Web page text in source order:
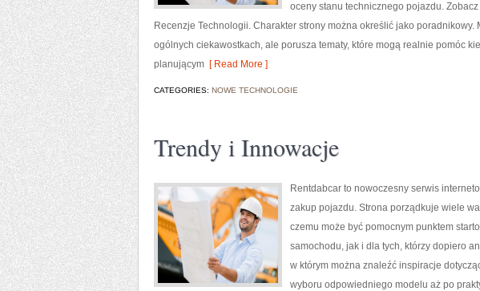
oceny stanu technicznego pojazdu.
Recenzje Technologii. Charakter strony można określić jako
ogólnych ciekawostkach, ale porusza tematy, które mogą realnie pomóc
planującym [ Read More ]
CATEGORIES: NOWE TECHNOLOGIE
Trendy i Innowacje
Rentdabcar to nowoczesny serwis
zakup pojazdu. Strona porządkuje wiele
czemu może być pomocnym punktem
samochodu, jak i dla tych, którzy dopiero
w którym można znaleźć inspiracje
wyboru odpowiedniego modelu aż po